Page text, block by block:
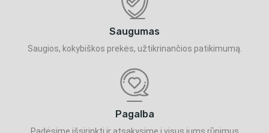
Saugumas
Saugios, kokybiškos prekės, užtikrinančios patikimumą.
Pagalba
Padėsime išsirinkti ir atsakysime į visus jums rūpimus